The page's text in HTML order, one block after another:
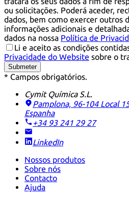
ou solicitações. Poderá aceder,
dados, bem como exercer outros
informações adicionais e
dados na nossa Política de
Li e aceito as condições
Privacidade do Website sobre o
Submeter
* Campos obrigatórios.
Cymit Química S.L.
Pamplona, 96-104 Local
Espanha
+34 93 241 29 27
LinkedIn
Nossos produtos
Sobre nós
Contacto
Ajuda